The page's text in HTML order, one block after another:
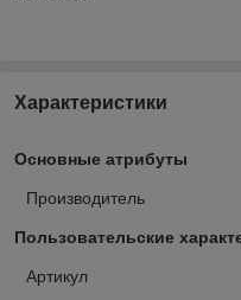
Характеристики
Основные атрибуты
Производитель
Пользовательские
Артикул